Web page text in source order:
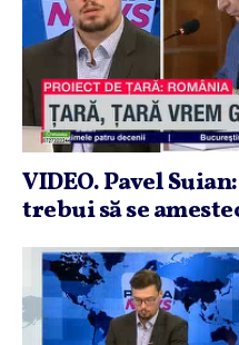
VIDEO. Pavel
trebui să se